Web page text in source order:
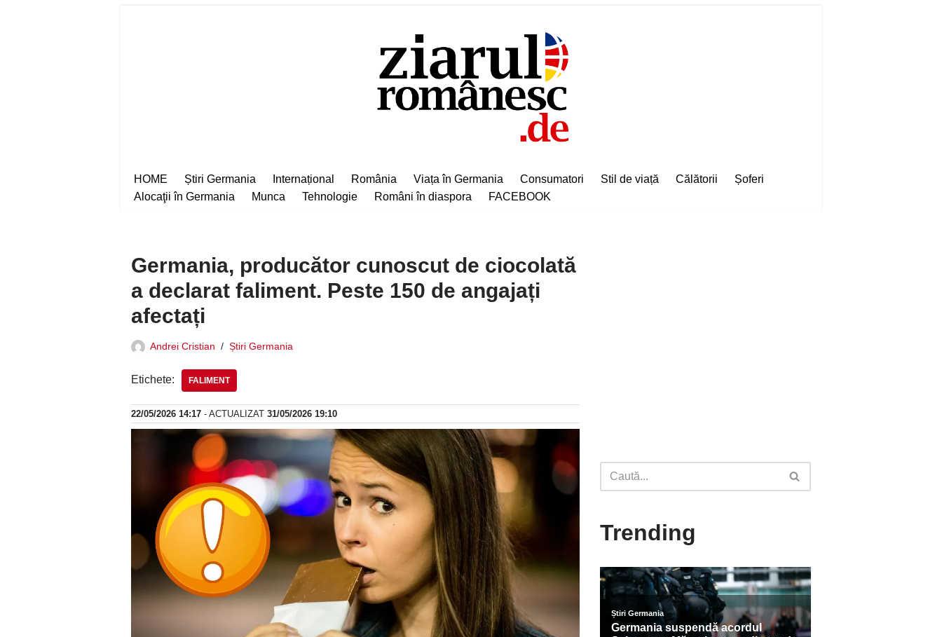
HOME Știri Germania Internațional România Viața în Germania Consumatori Stil de viață Călătorii
Șoferi
Alocaţii în Germania
Munca Tehnologie Români în diaspora FACEBOOK
Germania, producător cunoscut de ciocolată
a declarat faliment. Peste 150 de angajați
afectați
Andrei Cristian Știri Germania
Etichete: FALIMENT
22/05/2026 14:17 - ACTUALIZAT 31/05/2026 19:10
Trending